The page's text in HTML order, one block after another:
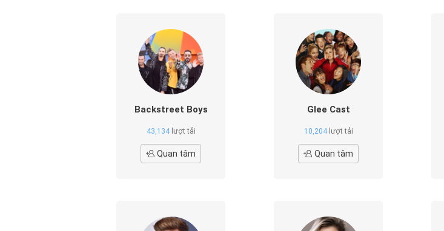
Backstreet Boys
43,134lượt tải
Quan tâm
Glee Cast
10,204lượt tải
Quan tâm